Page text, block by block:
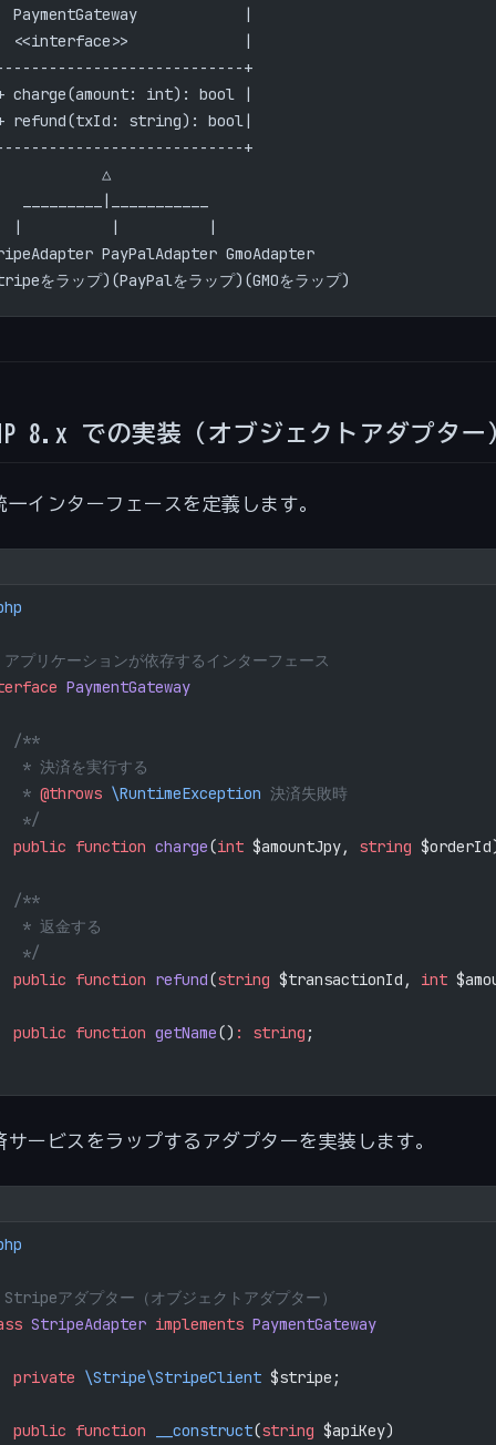
PaymentGateway            |
<<interface>>             |
+
charge(amount: int): bool |
refund(txId: string): bool|
+
△
_________|___________
|          |          |
PayPalAdapter GmoAdapter
をラップ)(PayPalをラップ)(GMOをラップ)
8.x での実装（オブジェクトアダプター
一インターフェースを定義します。
プリケーションが依存するインターフェース
PaymentGateway
/**
* 決済を実行する
*
@throws \RuntimeException 決済失敗時
*/
public
function charge(int $amountJpy, string
/**
* 返金する
*/
public
function refund(string $transactionId, int
public
function getName() : string ;
サービスをラップするアダプターを実装します。
アダプター（オブジェクトアダプター）
StripeAdapter implements PaymentGateway
private
\Stripe\StripeClient $stripe;
public
function __construct(string $apiKey)